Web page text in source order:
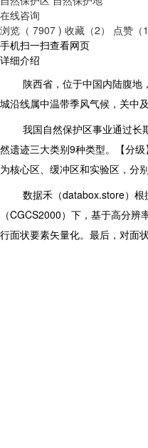
在线咨询
浏览（ 7907 ) 收藏（2） 点赞（1
手机扫一扫查看网页
详细介绍
陕西省，位于中国内陆腹地
城沿线属中温带季风气候，关中
我国自然保护区事业通过长
然遗迹三大类别9种类型。【分
为核心区、缓冲区和实验区，分
数据禾（databox.store）
（CGCS2000）下，基于高分
行面状要素矢量化。最后，对面